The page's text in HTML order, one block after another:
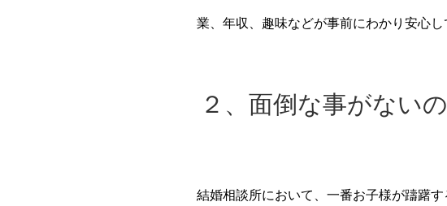
業、年収、趣味などが事前にわかり安心
２、面倒な事がない
結婚相談所において、一番お子様が躊躇